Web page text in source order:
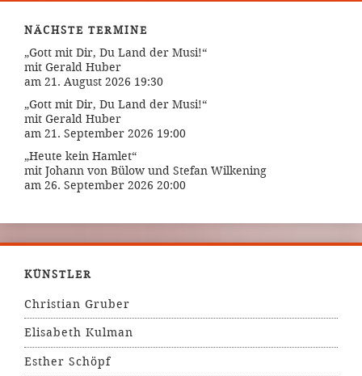
NÄCHSTE TERMINE
„Gott mit Dir, Du Land der Musi!“
mit Gerald Huber
am 21. August 2026 19:30
„Gott mit Dir, Du Land der Musi!“
mit Gerald Huber
am 21. September 2026 19:00
„Heute kein Hamlet“
mit Johann von Bülow und Stefan Wilkening
am 26. September 2026 20:00
KÜNSTLER
Christian Gruber
Elisabeth Kulman
Esther Schöpf